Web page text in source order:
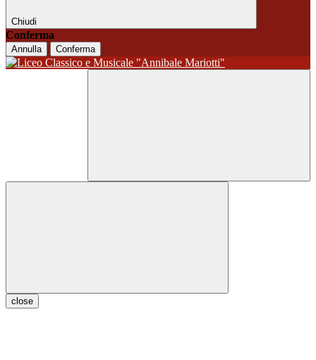
Chiudi
Conferma
Annulla Conferma
close